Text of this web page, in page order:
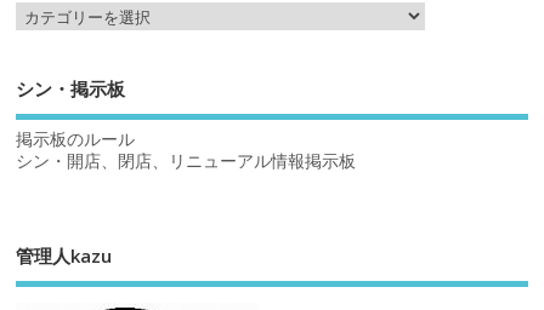
シン・掲示板
掲示板のルール
シン・開店、閉店、リニューアル情報掲示板
管理人kazu